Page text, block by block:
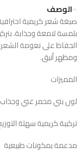
الوصف
صبغة شعر كريمية
بلمسة لامعة وجذابة،
الحفاظ على نعومة الشعر
ومظهر أنيق.
المميزات
لون بني محمر غني وجذاب
تركيبة كريمية سهلة
مدعمة بمكونات طبيعية